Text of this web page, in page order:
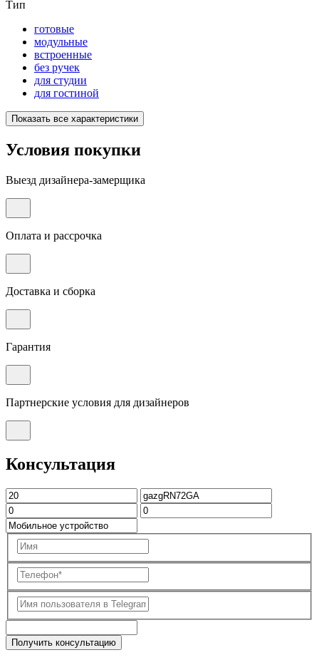
Тип
готовые
модульные
встроенные
без ручек
для студии
для гостиной
Показать все характеристики
Условия покупки
Выезд дизайнера-замерщика
Оплата и рассрочка
Доставка и сборка
Гарантия
Партнерские условия для дизайнеров
Консультация
Получить консультацию